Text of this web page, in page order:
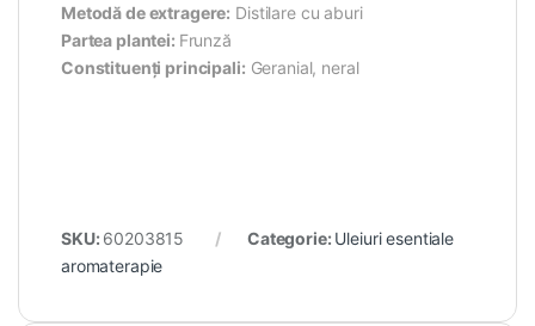
Metodă de extragere: Distilare cu aburi
Partea plantei: Frunză
Constituenți principali: Geranial, neral
SKU: 60203815 Categorie: Uleiuri esentiale
aromaterapie